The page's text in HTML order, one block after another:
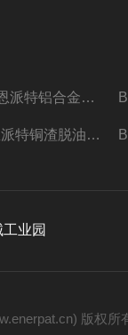
BM-4015恩派特铝合金屑压饼机 脱油效果好
ED-800恩派特铜渣脱油机废铜屑铝屑甩油机
业园
版权